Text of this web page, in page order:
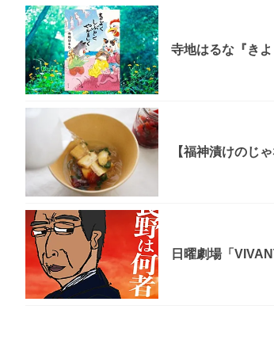
寺地はるな『き
【福神漬けのじ
日曜劇場「